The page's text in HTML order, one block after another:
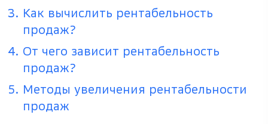
Как вычислить рентабельность
продаж?
От чего зависит рентабельность
продаж?
Методы увеличения рентабельности
продаж